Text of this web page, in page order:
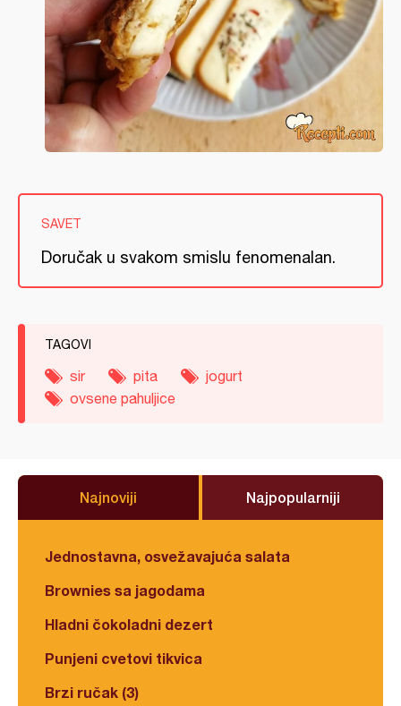
SAVET
Doručak u svakom smislu fenomenalan.
TAGOVI
sir pita
jogurt
ovsene pahuljice
Najnoviji Najpopularniji
Jednostavna, osvežavajuća salata
Brownies sa jagodama
Hladni čokoladni dezert
Punjeni cvetovi tikvica
Brzi ručak (3)